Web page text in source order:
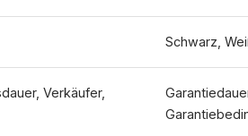
Schwarz,
Verkäufer,